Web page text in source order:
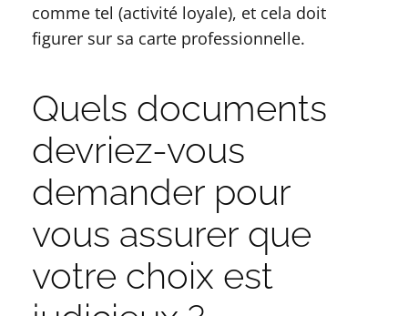
comme tel (activité loyale), et cela doit
figurer sur sa carte professionnelle.
Quels documents
devriez-vous
demander pour
vous assurer que
votre choix est